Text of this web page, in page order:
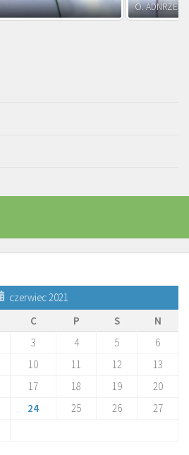
czerwiec 2021
C P S
N
3 4 5
6
10 11 12
13
17 18 19
20
24 25 26
27